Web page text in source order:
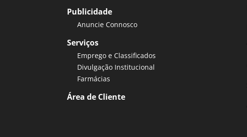
Publicidade
Anuncie Connosco
Serviços
Emprego e Classificados
Divulgação Institucional
Farmácias
Área de Cliente